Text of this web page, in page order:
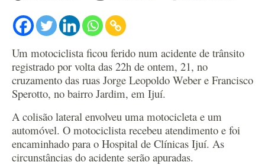
Um motociclista ficou ferido num acidente de trânsito
registrado por volta das 22h de ontem, 21, no
cruzamento das ruas Jorge Leopoldo Weber e Francisco
Sperotto, no bairro Jardim, em Ijuí.
A colisão lateral envolveu uma motocicleta e um
automóvel. O motociclista recebeu atendimento e foi
encaminhado para o Hospital de Clínicas Ijuí. As
circunstâncias do acidente serão apuradas.